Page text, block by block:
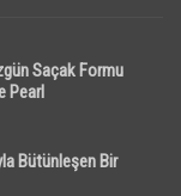
Saçak Formu
Pearl
Bütünleşen Bir